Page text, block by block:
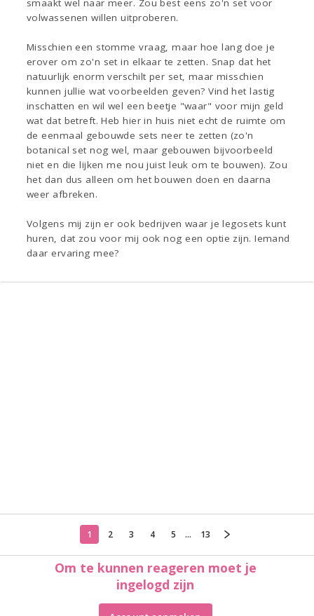
smaakt wel naar meer. Zou best eens zo'n set voor
volwassenen willen uitproberen.
Misschien een stomme vraag, maar hoe lang doe je
erover om zo'n set in elkaar te zetten. Snap dat het
natuurlijk enorm verschilt per set, maar misschien
kunnen jullie wat voorbeelden geven? Vind het lastig
inschatten en wil wel een beetje "waar" voor mijn geld
wat dat betreft. Heb hier in huis niet echt de ruimte om
de eenmaal gebouwde sets neer te zetten (zo'n
botanical set nog wel, maar gebouwen bijvoorbeeld
niet en die lijken me nou juist leuk om te bouwen). Zou
het dan dus alleen om het bouwen doen en daarna
weer afbreken.
Volgens mij zijn er ook bedrijven waar je legosets kunt
huren, dat zou voor mij ook nog een optie zijn. Iemand
daar ervaring mee?
1 2 3 4 5 ... 13
Om te kunnen reageren moet je
ingelogd zijn